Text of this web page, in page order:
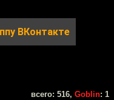
ВКонтакте
всего: 516, Goblin: 1